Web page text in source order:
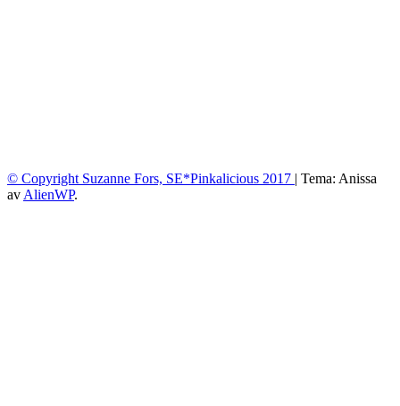
© Copyright Suzanne Fors, SE*Pinkalicious 2017 | Tema: Anissa
av AlienWP.